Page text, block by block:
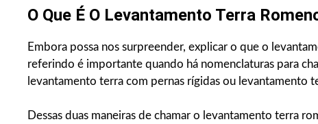
O Que É O Levantamento Terra
Embora possa nos surpreender, explicar o que o
referindo é importante quando há nomenclaturas para
levantamento terra com pernas rígidas ou levantamento
Dessas duas maneiras de chamar o levantamento terra